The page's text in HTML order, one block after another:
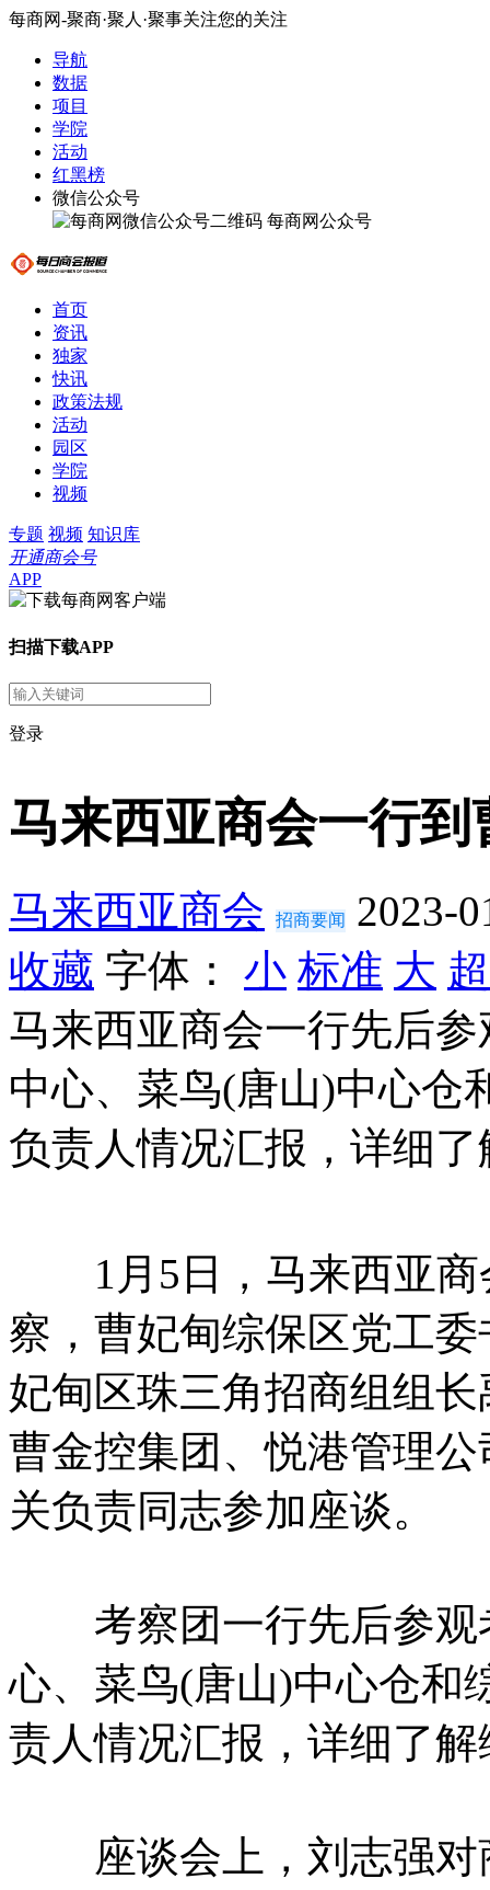
每商网-聚商·聚人·聚事关注您的关注
导航
数据
项目
学院
活动
红黑榜
微信公众号
每商网公众号
首页
资讯
独家
快讯
政策法规
活动
园区
学院
视频
专题 视频 知识库
开通商会号
APP
扫描下载APP
登录
马来西亚商会一行
马来西亚商会 招商要闻
2023-
收藏 字体： 小 标准 大
马来西亚商会一行先后
中心、菜鸟(唐山)中心仓
负责人情况汇报，详细
1月5日，马来西亚商
察，曹妃甸综保区党工
妃甸区珠三角招商组组
曹金控集团、悦港管理
关负责同志参加座谈。
考察团一行先后参观
心、菜鸟(唐山)中心仓和
责人情况汇报，详细了
座谈会上，刘志强对